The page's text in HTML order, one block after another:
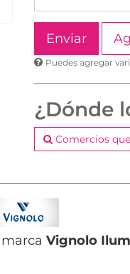
Puedes agregar
¿Dónde
Comercios
Vignolo